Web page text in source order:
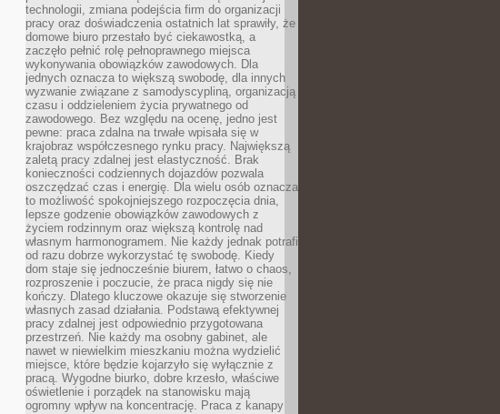
technologii, zmiana podejścia firm do organizacji
pracy oraz doświadczenia ostatnich lat sprawiły, że
domowe biuro przestało być ciekawostką, a
zaczęło pełnić rolę pełnoprawnego miejsca
wykonywania obowiązków zawodowych. Dla
jednych oznacza to większą swobodę, dla innych
wyzwanie związane z samodyscypliną, organizacją
czasu i oddzieleniem życia prywatnego od
zawodowego. Bez względu na ocenę, jedno jest
pewne: praca zdalna na trwałe wpisała się w
krajobraz współczesnego rynku pracy. Największą
zaletą pracy zdalnej jest elastyczność. Brak
konieczności codziennych dojazdów pozwala
oszczędzać czas i energię. Dla wielu osób oznacza
to możliwość spokojniejszego rozpoczęcia dnia,
lepsze godzenie obowiązków zawodowych z
życiem rodzinnym oraz większą kontrolę nad
własnym harmonogramem. Nie każdy jednak potrafi
od razu dobrze wykorzystać tę swobodę. Kiedy
dom staje się jednocześnie biurem, łatwo o chaos,
rozproszenie i poczucie, że praca nigdy się nie
kończy. Dlatego kluczowe okazuje się stworzenie
własnych zasad działania. Podstawą efektywnej
pracy zdalnej jest odpowiednio przygotowana
przestrzeń. Nie każdy ma osobny gabinet, ale
nawet w niewielkim mieszkaniu można wydzielić
miejsce, które będzie kojarzyło się wyłącznie z
pracą. Wygodne biurko, dobre krzesło, właściwe
oświetlenie i porządek na stanowisku mają
ogromny wpływ na koncentrację. Praca z kanapy